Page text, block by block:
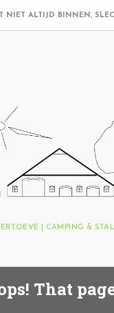
NIET ALTIJD BINNEN,
| CAMPING &
That